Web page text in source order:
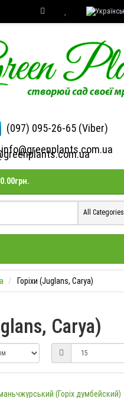
(097) 095-26-65 (Viber)
info@greenplants.com.ua
0.00грн.
All Categories
Горіхи (Juglans, Carya)
Carya)